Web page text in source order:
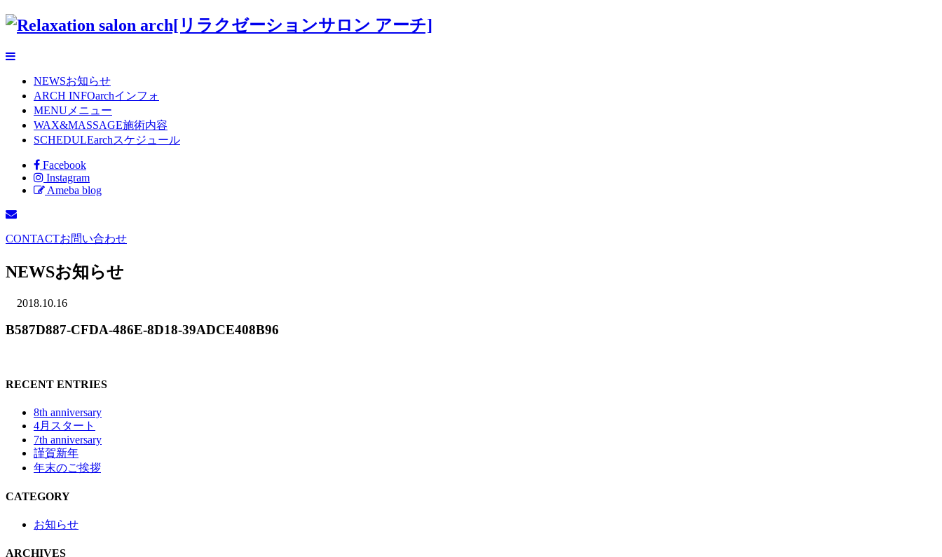
NEWSお知らせ
ARCH INFOarchインフォ
MENU メニュー
WAX&MASSAGE施術内容
SCHEDULEarchスケジュール
Facebook
Instagram
Ameba blog
CONTACTお問い合わせ
NEWSお知らせ
2018.10.16
B587D887-CFDA-486E-8D18-39ADCE408B96
RECENT ENTRIES
8th anniversary
4月スタート
7th anniversary
謹賀新年
年末のご挨拶
CATEGORY
お知らせ
ARCHIVES